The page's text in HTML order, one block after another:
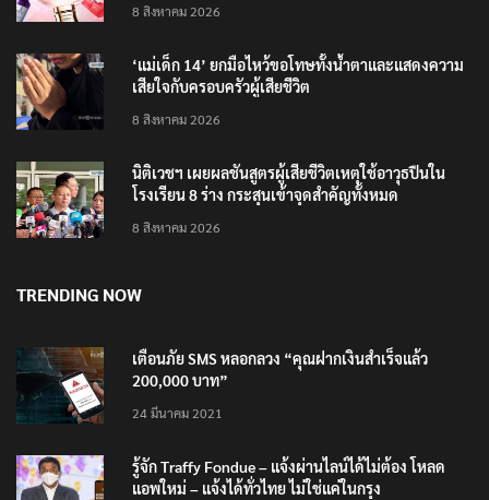
8 สิงหาคม 2026
‘แม่เด็ก 14’ ยกมือไหว้ขอโทษทั้งน้ำตาและแสดงความ
เสียใจกับครอบครัวผู้เสียชีวิต
8 สิงหาคม 2026
นิติเวชฯ เผยผลชันสูตรผู้เสียชีวิตเหตุใช้อาวุธปืนใน
โรงเรียน 8 ร่าง กระสุนเข้าจุดสำคัญทั้งหมด
8 สิงหาคม 2026
TRENDING NOW
เตือนภัย SMS หลอกลวง “คุณฝากเงินสำเร็จแล้ว
200,000 บาท”
24 มีนาคม 2021
รู้จัก Traffy Fondue – แจ้งผ่านไลน์ได้ไม่ต้อง โหลด
แอพใหม่ – แจ้งได้ทั่วไทย ไม่ใช่แค่ในกรุง